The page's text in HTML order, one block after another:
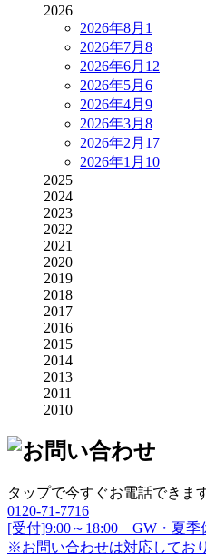
2026
2026年8月 1
2026年7月 8
2026年6月 12
2026年5月 6
2026年4月 9
2026年3月 8
2026年2月 17
2026年1月 10
2025
2024
2023
2022
2021
2020
2019
2018
2017
2016
2015
2014
2013
2011
2010
タップで今すぐお電話できま
0120-71-7716
[受付]9:00～18:00 GW・夏季
※お問い合わせは対応してお